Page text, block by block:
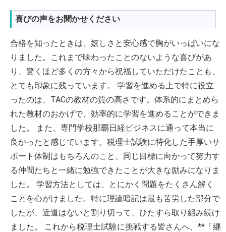
喜びの声をお聞かせください
合格を知ったときは、嬉しさと安心感で胸がいっぱいにな
りました。これまで味わったことのないような喜びがあ
り、驚くほど多くの方々から祝福していただけたことも、
とても印象に残っています。 学習を進める上で特に役立
ったのは、TACの教材の質の高さです。体系的にまとめら
れた教材のおかげで、効率的に学習を進めることができま
した。 また、専門学校那覇日経ビジネスに通って本当に
良かったと感じています。税理士試験に特化した手厚いサ
ポート体制はもちろんのこと、同じ目標に向かって努力す
る仲間たちと一緒に勉強できたことが大きな励みになりま
した。 学習方法としては、とにかく問題をたくさん解く
ことを心がけました。特に理論暗記は最も苦労した部分で
したが、近道はないと割り切って、ひたすら取り組み続け
ました。 これから税理士試験に挑戦する皆さんへ、**「継